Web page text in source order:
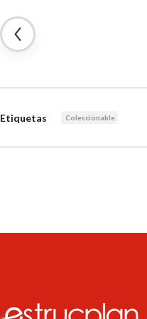
Etiquetas Coleccionable